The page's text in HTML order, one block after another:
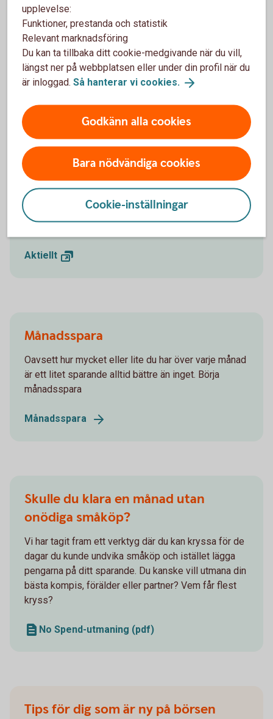
Ekonom för Finansiell hälsa
Investeringar innebär en risk. Fonder med riskklass 5-7
informationsbroschyr och information om dina
rättigheter finns på swedbankrobur.se
Följ börsens utveckling
Följ utvecklingen på börsen i detalj på
Swedbank.se/aktiellt
Aktiellt
Månadsspara
Oavsett hur mycket eller lite du har över varje månad
är ett litet sparande alltid bättre än inget. Börja
månadsspara
Månadsspara
Skulle du klara en månad utan
onödiga småköp?
Vi har tagit fram ett verktyg där du kan kryssa för de
dagar du kunde undvika småköp och istället lägga
pengarna på ditt sparande. Du kanske vill utmana din
bästa kompis, förälder eller partner? Vem får flest
kryss?
No Spend-utmaning (pdf)
Tips för dig som är ny på börsen
upplevelse:
Funktioner, prestanda och statistik
Relevant marknadsföring
Du kan ta tillbaka ditt cookie-medgivande när du vill,
längst ner på webbplatsen eller under din profil när du
är inloggad. Så hanterar vi cookies.
Godkänn alla cookies
Bara nödvändiga cookies
Cookie-inställningar